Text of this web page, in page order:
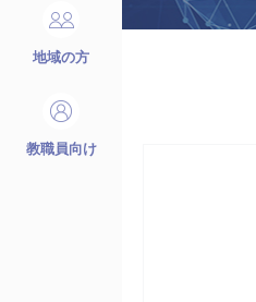
地域の方
教職員向け